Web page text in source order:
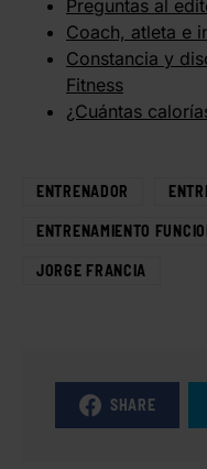
Preguntas al
Coach, atleta e
Constancia y
Fitness
¿Cuántas
ENTRENADOR
ENTRENAMIENTO
JORGE FRANCIA
SHARE